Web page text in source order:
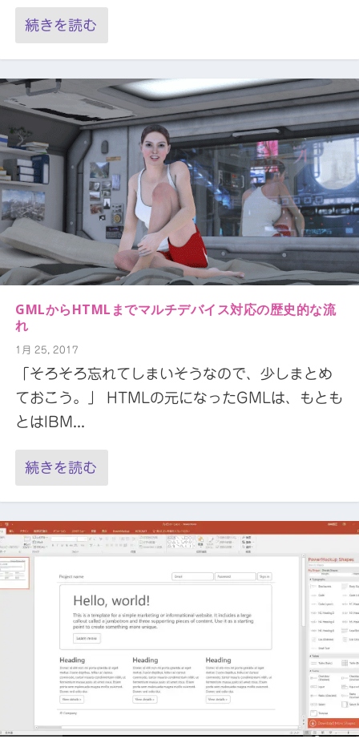
続きを読む
GMLからHTMLまでマルチデバイス対応の歴史的な流
れ
1月 25, 2017
「そろそろ忘れてしまいそうなので、少しまとめ
ておこう。」 HTMLの元になったGMLは、もとも
とはIBM...
続きを読む